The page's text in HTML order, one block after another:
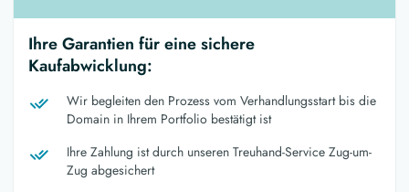
Ihre Garantien für eine sichere
Kaufabwicklung:
Wir begleiten den Prozess vom Verhandlungsstart bis die
Domain in Ihrem Portfolio bestätigt ist
Ihre Zahlung ist durch unseren Treuhand-Service Zug-um-
Zug abgesichert